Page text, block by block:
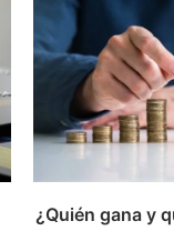
¿Quién gana y